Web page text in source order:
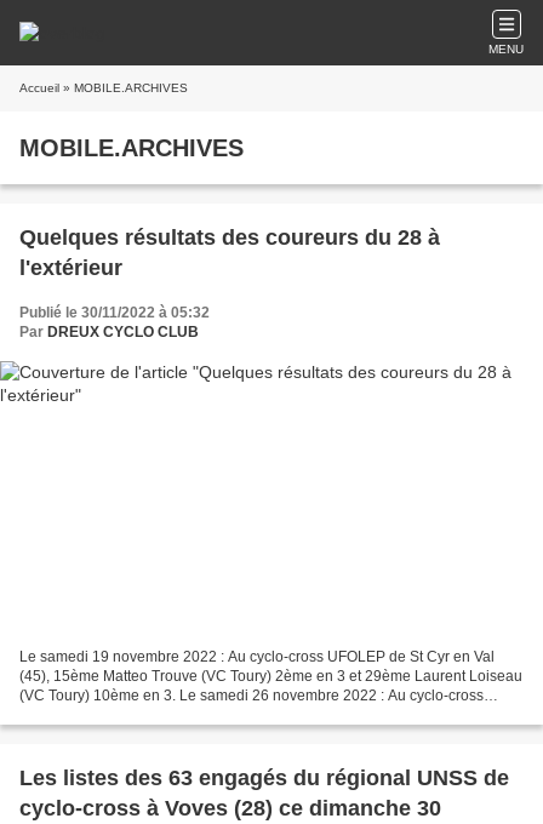
MENU
Accueil » MOBILE.ARCHIVES
MOBILE.ARCHIVES
Quelques résultats des coureurs du 28 à
l'extérieur
Publié le 30/11/2022 à 05:32
Par DREUX CYCLO CLUB
Le samedi 19 novembre 2022 : Au cyclo-cross UFOLEP de St Cyr en Val
(45), 15ème Matteo Trouve (VC Toury) 2ème en 3 et 29ème Laurent Loiseau
(VC Toury) 10ème en 3. Le samedi 26 novembre 2022 : Au cyclo-cross
Les listes des 63 engagés du régional UNSS de
cyclo-cross à Voves (28) ce dimanche 30